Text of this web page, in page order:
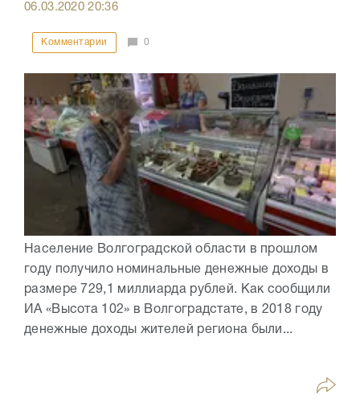
06.03.202020:36
Комментарии 0
Население Волгоградской области в прошлом
году получило номинальные денежные доходы в
размере 729,1 миллиарда рублей. Как сообщили
ИА «Высота 102» в Волгоградстате, в 2018 году
денежные доходы жителей региона были...